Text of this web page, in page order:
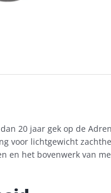
20 jaar gek op de
voor lichtgewicht
en het bovenwerk van